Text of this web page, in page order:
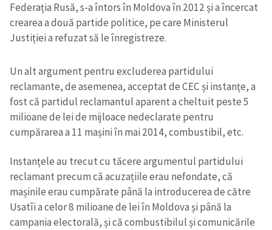
Federația Rusă, s-a întors în Moldova în 2012 și a încercat
crearea a două partide politice, pe care Ministerul
Justiției a refuzat să le înregistreze.
Un alt argument pentru excluderea partidului
reclamante, de asemenea, acceptat de CEC și instanțe, a
fost că partidul reclamantul aparent a cheltuit peste 5
milioane de lei de mijloace nedeclarate pentru
cumpărarea a 11 mașini în mai 2014, combustibil, etc.
Instanțele au trecut cu tăcere argumentul partidului
reclamant precum că acuzațiile erau nefondate, că
mașinile erau cumpărate până la introducerea de către
Usatîi a celor 8 milioane de lei în Moldova și până la
campania electorală, și că combustibilul și comunicările